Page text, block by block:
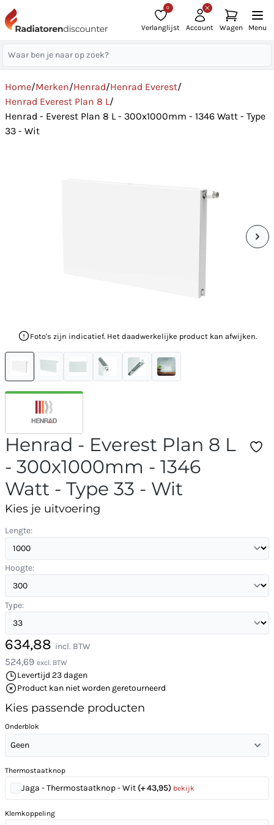
0
Verlanglijst Account Wagen Menu
Home/Merken/Henrad/Henrad Everest/
Henrad Everest Plan 8 L/
Henrad - Everest Plan 8 L - 300x1000mm - 1346 Watt - Type
33 - Wit
Foto's zijn indicatief. Het daadwerkelijke product kan afwijken.
Henrad - Everest Plan 8 L
- 300x1000mm - 1346
Watt - Type 33 - Wit
Kies je uitvoering
Lengte:
Hoogte:
Type:
634,88 incl. BTW
524,69 excl. BTW
Levertijd 23 dagen
Product kan niet worden geretourneerd
Kies passende producten
Onderblok
Geen
Thermostaatknop
Jaga - Thermostaatknop - Wit (+ 43,95) bekijk
Klemkoppeling